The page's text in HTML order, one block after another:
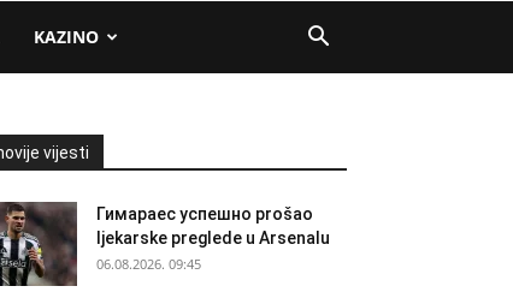
KAZINO
vijesti
Гимараеc успешно prošao
ljekarske preglede u Arsenalu
06.08.2026. 09:45